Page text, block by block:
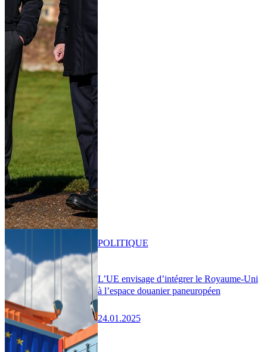
L’UE envisage d’intégrer le Royaume-Uni
à l’espace douanier paneuropéen
24.01.2025
POLITIQUE